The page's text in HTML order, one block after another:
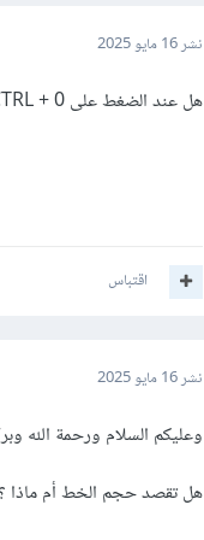
نشر16 مايو 2025
هل عند الضغط على CTRL + 0 يتم ضبط التقريب Zoom للمستوى الطبيعي أم لا؟
اقتباس
نشر16 مايو 2025
وعليكم السلام ورحمة الله
هل تقصد حجم الخط أم ماذا